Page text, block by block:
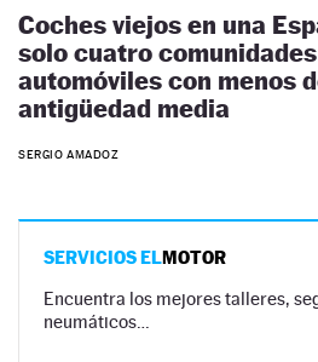
Coches viejos en una
solo cuatro
automóviles con menos
antigüedad media
SERGIO AMADOZ
SERVICIOS ELMOTOR
Encuentra los mejores talleres,
neumáticos…